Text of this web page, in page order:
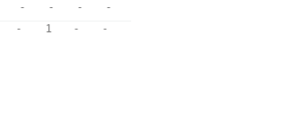
- - -
-
- 1 - -